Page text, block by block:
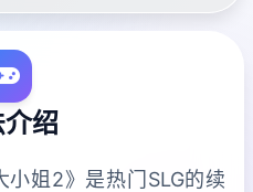
绍
小姐2》是热门SLG的续